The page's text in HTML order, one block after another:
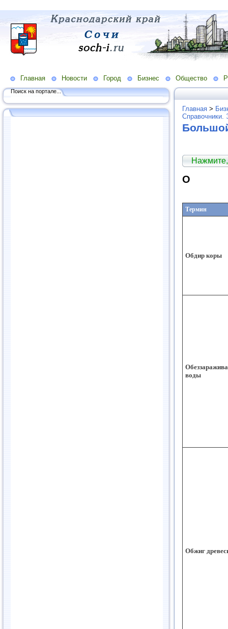
Главная Новости Город Бизнес Общество
Поиск на портале...
Главная >
Справочники.
О
Термин
Обдир коры
воды
Обжиг